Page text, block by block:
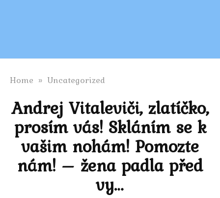
Home » Uncategorized
Andrej Vitaleviči, zlatíčko,
prosím vás! Skláním se k
vašim nohám! Pomozte
nám! – žena padla před
vy…